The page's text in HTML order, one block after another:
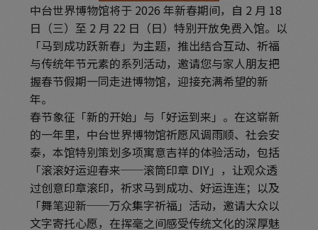
中台世界博物馆将于 2026 年新春期间，自 2 月 18
日（三）至 2 月 22 日（日）特别开放免费入馆。以
「马到成功跃新春」为主题，推出结合互动、祈福
与传统年节元素的系列活动，邀请您与家人朋友把
握春节假期一同走进博物馆，迎接充满希望的新
年。
春节象征「新的开始」与「好运到来」。在这崭新
的一年里，中台世界博物馆祈愿风调雨顺、社会安
泰，本馆特别策划多项寓意吉祥的体验活动，包括
「滚滚好运迎春来──滚筒印章 DIY」，让观众透
过创意印章滚印，祈求马到成功、好运连连；以及
「舞笔迎新──万众集字祈福」活动，邀请大众以
文字寄托心愿，在挥毫之间感受传统文化的深厚魅